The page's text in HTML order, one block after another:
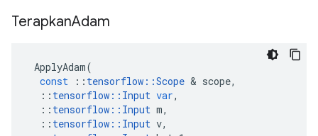
TerapkanAdam
ApplyAdam(
const
:: tensorflow ::Scope & scope,
:: tensorflow :: Input var,
:: tensorflow :: Input m,
:: tensorflow :: Input v,